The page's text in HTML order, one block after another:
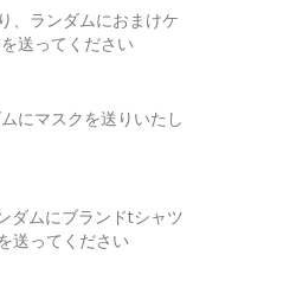
、ランダムにおまけケ
送ってください
にマスクを送りいたし
ダムにブランドtシャツ
送ってください